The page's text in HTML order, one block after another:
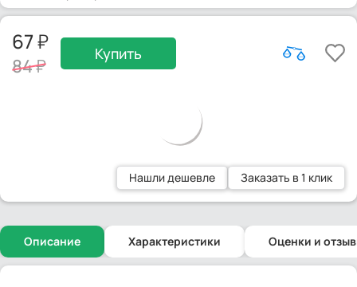
67
84
Купить
Нашли дешевле Заказать в 1 клик
Описание Характеристики Оценки и